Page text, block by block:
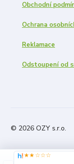
Obchodní
Ochrana
Reklamace
Odstoupení od
© 2026 OZY s.r.o.
★★☆☆☆